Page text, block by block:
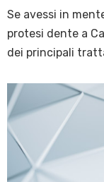
Se avessi in
protesi dente a
dei principali